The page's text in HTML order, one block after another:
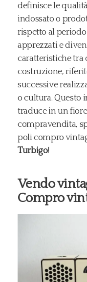
definisce le
indossato o
rispetto al
apprezzati e
caratteristiche tra
costruzione,
successive
o cultura. Questo
traduce in un
compravendita,
poli compro
Turbigo!
Vendo
Compro